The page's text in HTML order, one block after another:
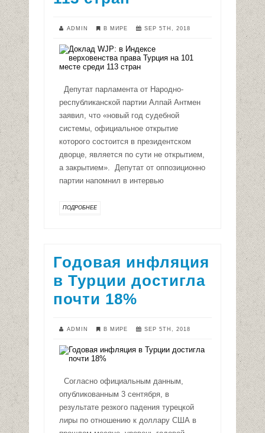
ADMIN В МИРЕ SEP 5TH, 2018
Депутат парламента от Народно-
республиканской партии Алпай Антмен
заявил, что «новый год судебной
системы, официальное открытие
которого состоится в президентском
дворце, является по сути не открытием,
а закрытием». Депутат от оппозиционно
партии напомнил в интервью
ПОДРОБНЕЕ
Годовая инфляция
в Турции достигла
почти 18%
ADMIN В МИРЕ SEP 5TH, 2018
Согласно официальным данным,
опубликованным 3 сентября, в
результате резкого падения турецкой
лиры по отношению к доллару США в